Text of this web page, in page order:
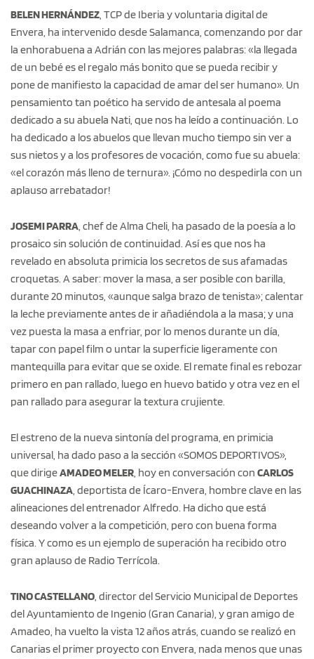
BELEN HERNÁNDEZ, TCP de Iberia y voluntaria digital de
Envera, ha intervenido desde Salamanca, comenzando por dar
la enhorabuena a Adrián con las mejores palabras: «la llegada
de un bebé es el regalo más bonito que se pueda recibir y
pone de manifiesto la capacidad de amar del ser humano». Un
pensamiento tan poético ha servido de antesala al poema
dedicado a su abuela Nati, que nos ha leído a continuación. Lo
ha dedicado a los abuelos que llevan mucho tiempo sin ver a
sus nietos y a los profesores de vocación, como fue su abuela:
«el corazón más lleno de ternura». ¡Cómo no despedirla con un
aplauso arrebatador!
JOSEMI PARRA, chef de Alma Cheli, ha pasado de la poesía a lo
prosaico sin solución de continuidad. Así es que nos ha
revelado en absoluta primicia los secretos de sus afamadas
croquetas. A saber: mover la masa, a ser posible con barilla,
durante 20 minutos, «aunque salga brazo de tenista»; calentar
la leche previamente antes de ir añadiéndola a la masa; y una
vez puesta la masa a enfriar, por lo menos durante un día,
tapar con papel film o untar la superficie ligeramente con
mantequilla para evitar que se oxide. El remate final es rebozar
primero en pan rallado, luego en huevo batido y otra vez en el
pan rallado para asegurar la textura crujiente.
El estreno de la nueva sintonía del programa, en primicia
universal, ha dado paso a la sección «SOMOS DEPORTIVOS»,
que dirigeAMADEO MELER, hoy en conversación con CARLOS
GUACHINAZA, deportista de Ícaro-Envera, hombre clave en las
alineaciones del entrenador Alfredo. Ha dicho que está
deseando volver a la competición, pero con buena forma
física. Y como es un ejemplo de superación ha recibido otro
gran aplauso de Radio Terrícola.
TINO CASTELLANO, director del Servicio Municipal de Deportes
del Ayuntamiento de Ingenio (Gran Canaria), y gran amigo de
Amadeo, ha vuelto la vista 12 años atrás, cuando se realizó en
Canarias el primer proyecto con Envera, nada menos que unas